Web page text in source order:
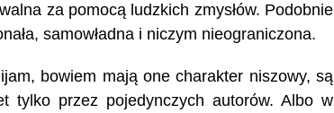
za pomocą ludzkich zmysłów. Podobnie
samowładna i niczym nieograniczona.
bowiem mają one charakter niszowy, są
tylko przez pojedynczych autorów. Albo w